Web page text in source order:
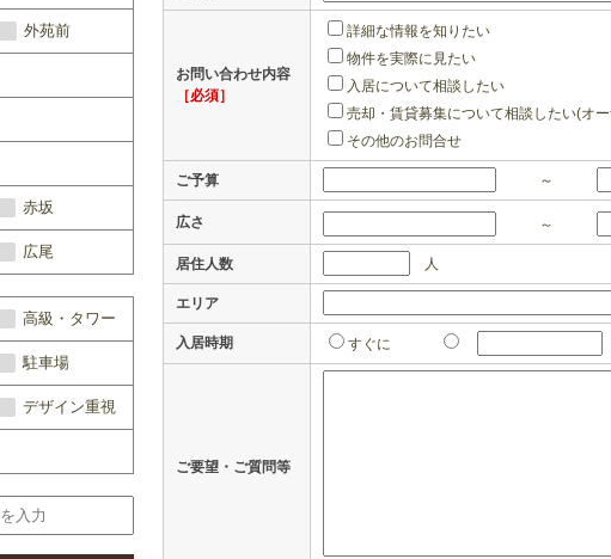
お問い合わせ内容
［必須］
詳細な情報を知りたい
物件を実際に見たい
入居について相談したい
売却・賃貸募集について相談したい(オ
その他のお問合せ
ご予算 ～
広さ ～
居住人数 人
エリア
入居時期 すぐに
ご要望・ご質問等
外苑前
赤坂
広尾
高級・タワー
駐車場
デザイン重視